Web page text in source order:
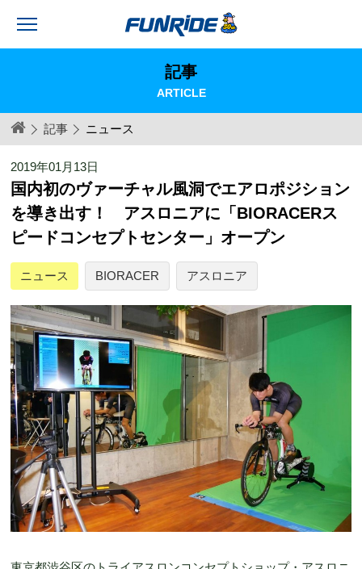
記事
ARTICLE
記事 ニュース
2019年01月13日
国内初のヴァーチャル風洞でエアロポジション
を導き出す！ アスロニアに「BIORACERス
ピードコンセプトセンター」オープン
ニュース BIORACER アスロニア